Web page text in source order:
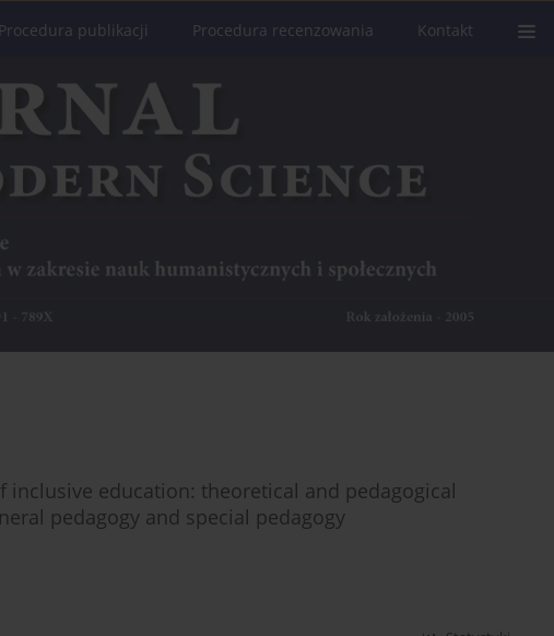
Procedura publikacji Procedura recenzowania Kontakt
education: theoretical and pedagogical
pedagogy and special pedagogy